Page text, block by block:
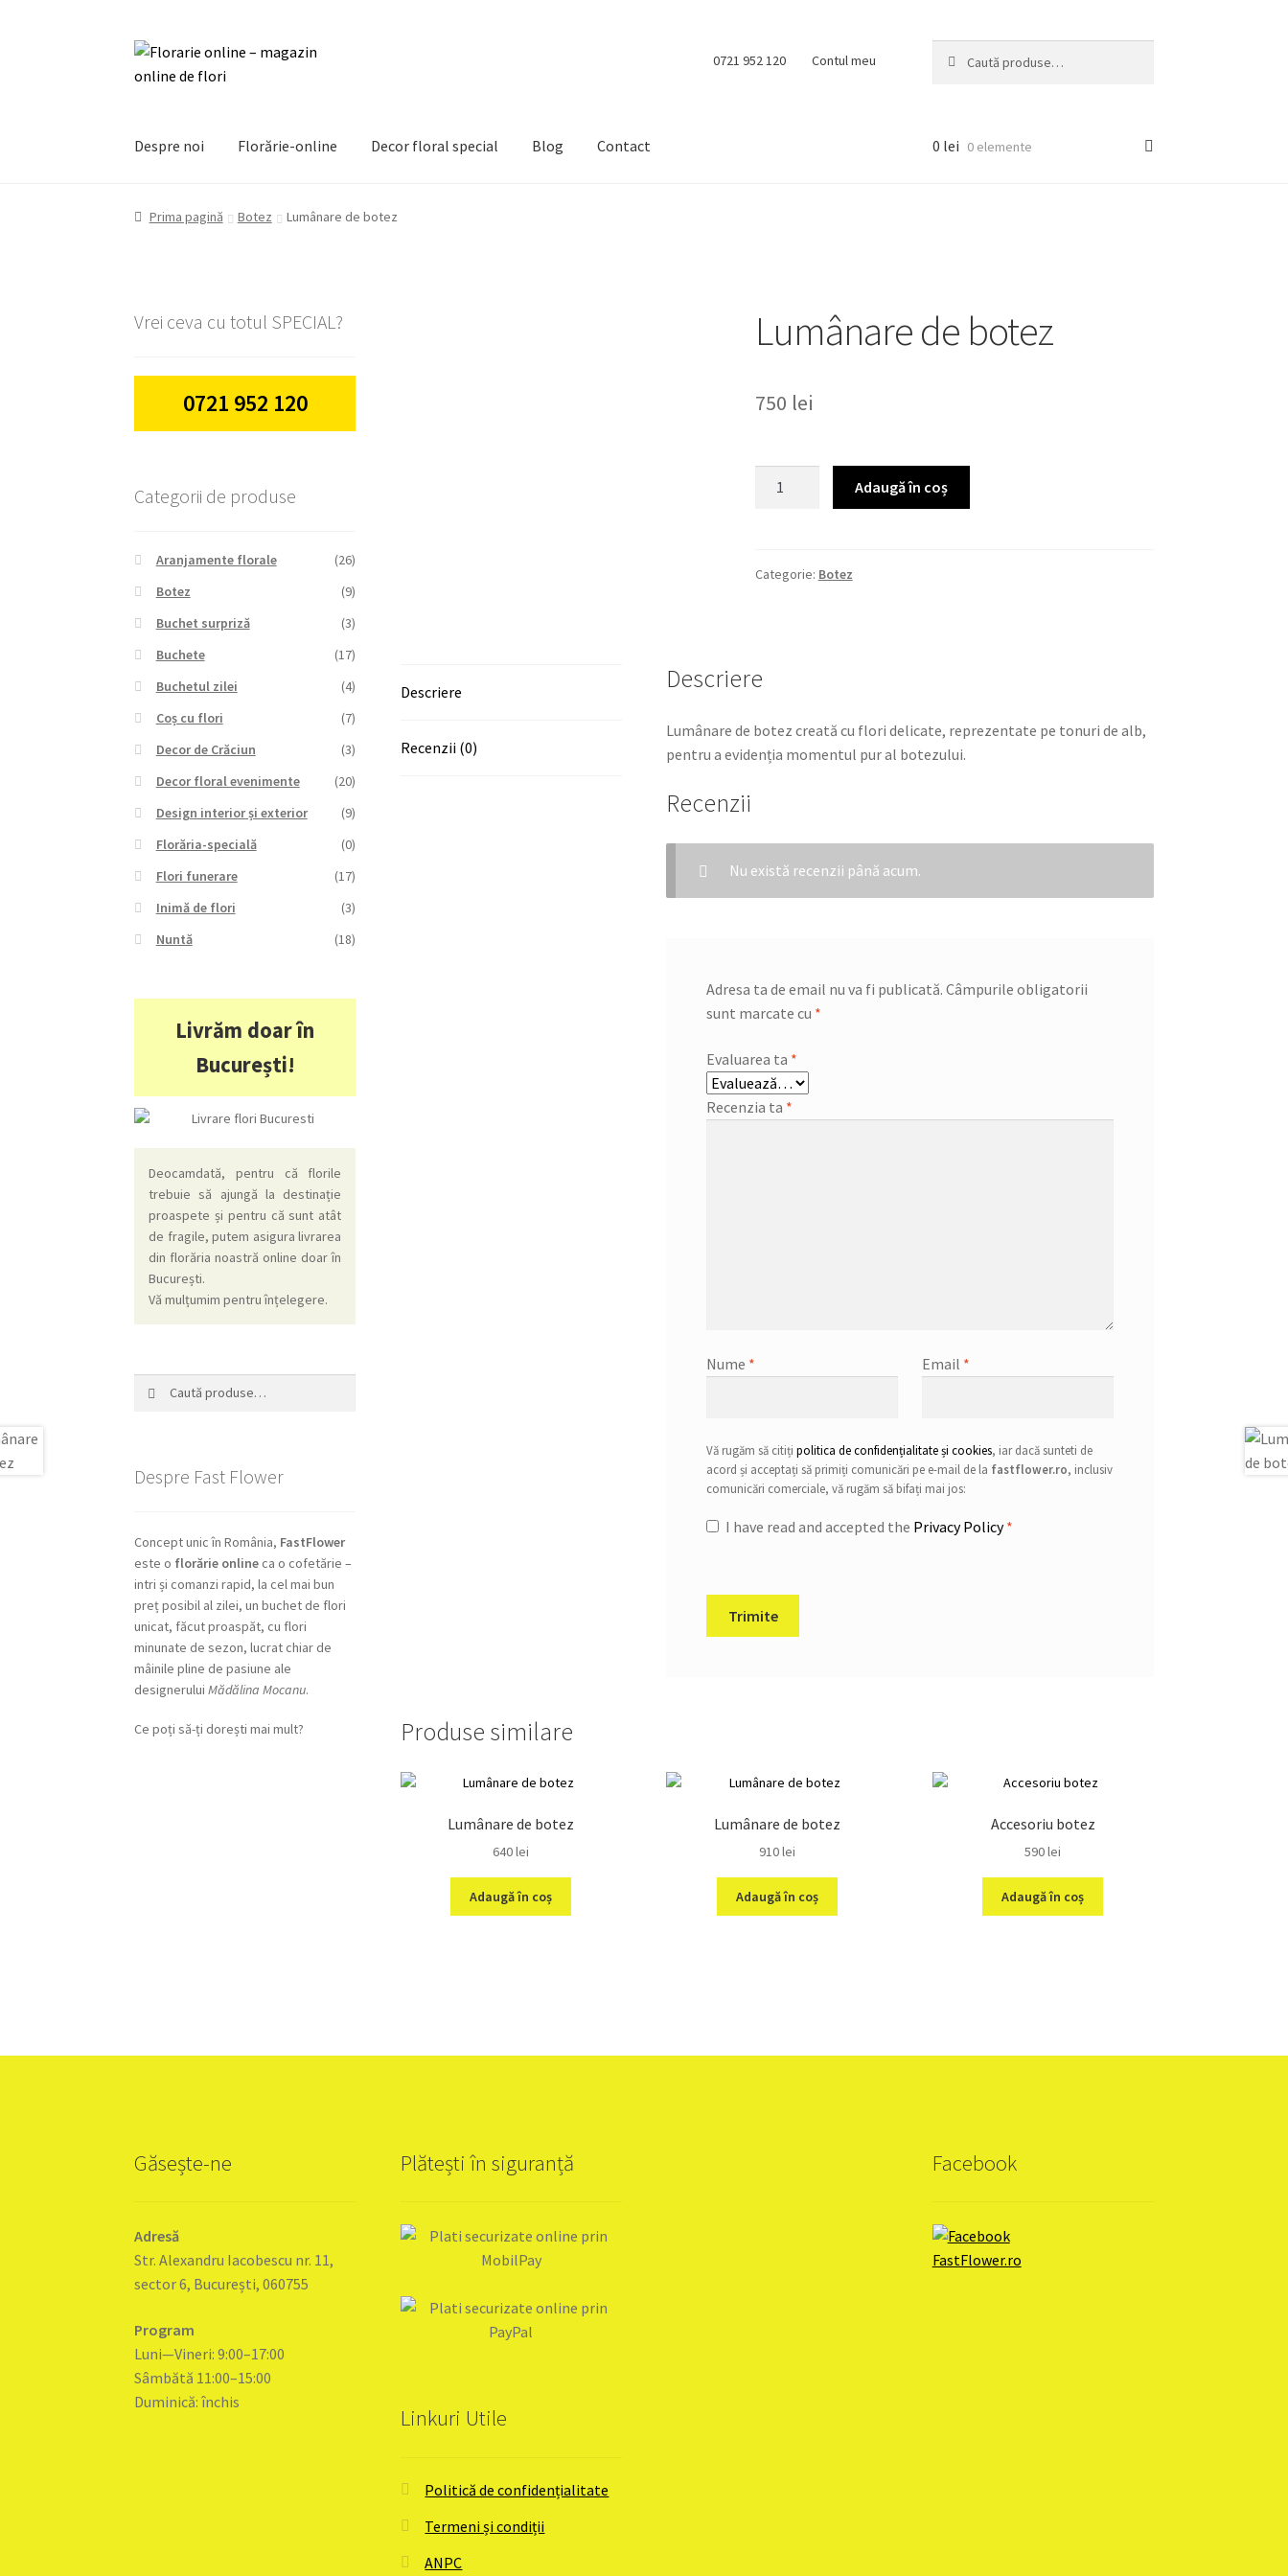
Sari
la
Sari
la
0721 952 120 Contul meu
după:
Despre noi Florărie-online Decor floral special Blog Contact 0 lei 0 elemente
Prima pagină Botez Lumânare de botez
Lumânare de botez
750 lei
Adaugă în coș
Categorie: Botez
Descriere
Recenzii (0)
Descriere
Lumânare de botez creată cu flori delicate, reprezentate pe tonuri de alb,
pentru a evidenția momentul pur al botezului.
Recenzii
Nu există recenzii până acum.
Adresa ta de email nu va fi publicată. Câmpurile obligatorii
sunt marcate cu *
Evaluarea ta *
Recenzia ta *
Nume * Email *
Vă rugăm să citițipolitica de confidențialitate și cookies, iar dacă sunteti de
acord și acceptați să primiți comunicări pe e-mail de la fastflower.ro, inclusiv
comunicări comerciale, vă rugăm să bifați mai jos:
I have read and accepted the Privacy Policy*
Produse similare
Lumânare de botez
640lei
Adaugă în coș
Lumânare de botez
910lei
Adaugă în coș
Accesoriu botez
590lei
Adaugă în coș
Vrei ceva cu totul SPECIAL?
0721 952 120
Categorii de produse
Aranjamente florale
(26)
Botez
(9)
Buchet surpriză
(3)
Buchete
(17)
Buchetul zilei
(4)
Coș cu flori
(7)
Decor de Crăciun
(3)
Decor floral evenimente
(20)
Design interior și exterior
(9)
Florăria-specială
(0)
Flori funerare
(17)
Inimă de flori
(3)
Nuntă
(18)
Livrăm doar în
București!
Deocamdată, pentru că florile
trebuie să ajungă la destinație
proaspete și pentru că sunt atât
de fragile, putem asigura livrarea
din florăria noastră online doar în
București.
Vă mulțumim pentru înțelegere.
Despre Fast Flower
Concept unic în România, FastFlower
este o florărie onlineca o cofetărie –
intri și comanzi rapid, la cel mai bun
preț posibil al zilei, un buchet de flori
unicat, făcut proaspăt, cu flori
minunate de sezon, lucrat chiar de
mâinile pline de pasiune ale
designeruluiMădălina Mocanu.
Ce poți să-ți dorești mai mult?
Găsește-ne
Adresă
Str. Alexandru Iacobescu nr. 11,
sector 6, București, 060755
Program
Luni—Vineri: 9:00–17:00
Sâmbătă 11:00–15:00
Duminică: închis
Plătești în siguranță
Linkuri Utile
Politică de confidențialitate
Termeni și condiții
ANPC
Facebook